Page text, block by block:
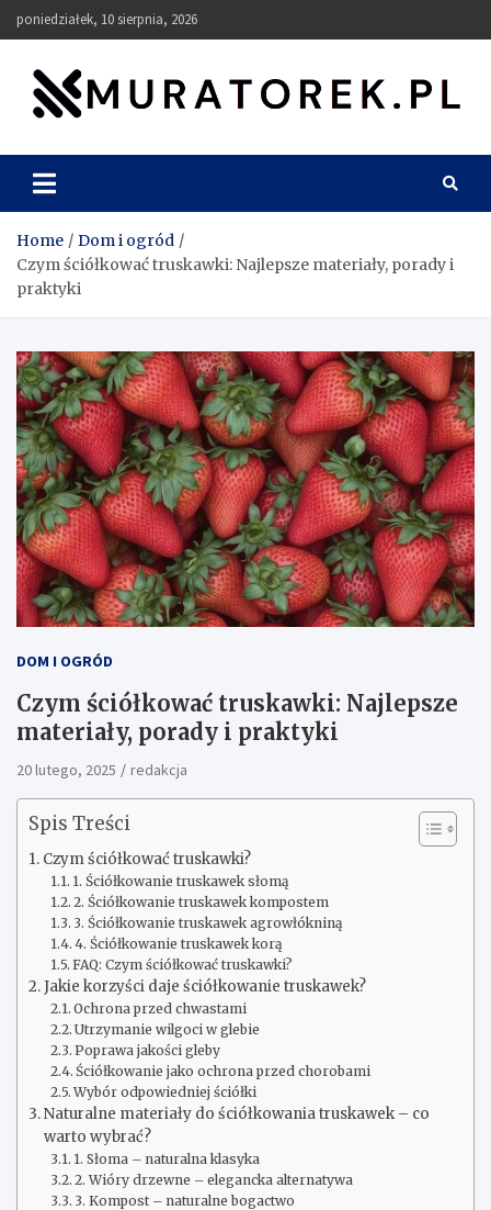
to
poniedziałek, 10 sierpnia, 2026
muratorek.pl
Home
Dom i ogród
Czym ściółkować truskawki: Najlepsze materiały, porady i
praktyki
DOM I OGRÓD
Czym ściółkować truskawki: Najlepsze
materiały, porady i praktyki
20 lutego, 2025 redakcja
Spis Treści
Czym ściółkować truskawki?
1. Ściółkowanie truskawek słomą
2. Ściółkowanie truskawek kompostem
3. Ściółkowanie truskawek agrowłókniną
4. Ściółkowanie truskawek korą
FAQ: Czym ściółkować truskawki?
Jakie korzyści daje ściółkowanie truskawek?
Ochrona przed chwastami
Utrzymanie wilgoci w glebie
Poprawa jakości gleby
Ściółkowanie jako ochrona przed chorobami
Wybór odpowiedniej ściółki
Naturalne materiały do ściółkowania truskawek – co
warto wybrać?
1. Słoma – naturalna klasyka
2. Wióry drzewne – elegancka alternatywa
3. Kompost – naturalne bogactwo